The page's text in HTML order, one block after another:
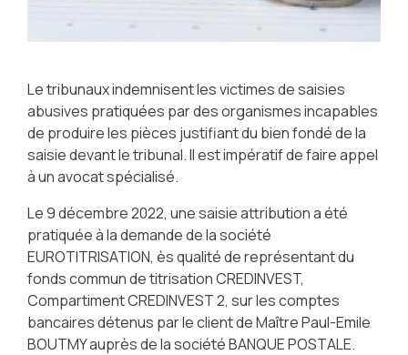
Le tribunaux indemnisent les victimes de saisies
abusives pratiquées par des organismes incapables
de produire les pièces justifiant du bien fondé de la
saisie devant le tribunal. Il est impératif de faire appel
à un avocat spécialisé.
Le 9 décembre 2022, une saisie attribution a été
pratiquée à la demande de la société
EUROTITRISATION, ès qualité de représentant du
fonds commun de titrisation CREDINVEST,
Compartiment CREDINVEST 2, sur les comptes
bancaires détenus par le client de Maître Paul-Emile
BOUTMY auprès de la société BANQUE POSTALE.